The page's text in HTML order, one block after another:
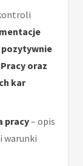
pozytywnie
oraz
kar
pracy– opis
warunki